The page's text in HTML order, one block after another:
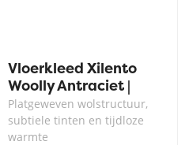
Vloerkleed Xilento
Woolly Antraciet |
300x400 cm
Platgeweven wolstructuur,
subtiele tinten en tijdloze
warmte